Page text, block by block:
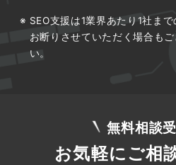
文字情報だけでなく、写真
える強力な要素です。清潔
い受付、施術風景などを高
です。定期的に情報を更新
ブに運営しているサロンと
SEO支援は1業界あたり1社ま
お断りさせていただく場合も
い。
無料相談
お気軽にご相